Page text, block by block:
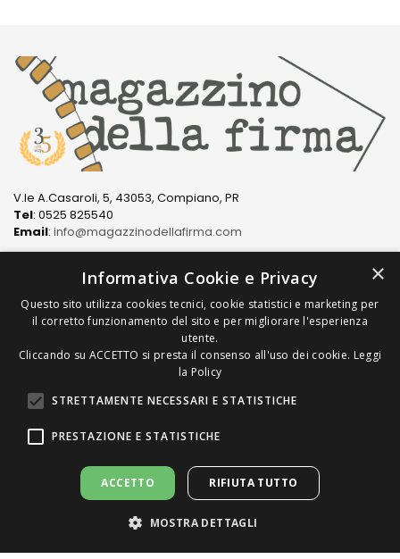
V.le A.Casaroli, 5, 43053, Compiano, PR
Tel: 0525 825540
Email: info@magazzinodellafirma.com
LINK
COME ACQUISTARE
Copyright © 2022/2026 Magazzino della Firma S.n.C. di
Chiappari Mariapaola & C. All Rights Reserved | P.Iva
×
Informativa Cookie e Privacy
Questo sito utilizza cookies tecnici, cookie statistici e marketing per
il corretto funzionamento del sito e per migliorare l'esperienza
utente.
Cliccando su ACCETTO si presta il consenso all'uso dei cookie. Leggi
la Policy
STRETTAMENTE NECESSARI E STATISTICHE
PRESTAZIONE E STATISTICHE
ACCETTO RIFIUTA TUTTO
MOSTRA DETTAGLI